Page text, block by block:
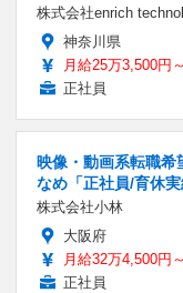
株式会社enrich
神奈川県
月給25万3,500円
正社員
映像・動画系転職希
なめ「正社員/育休
株式会社小林
大阪府
月給32万4,500円
正社員